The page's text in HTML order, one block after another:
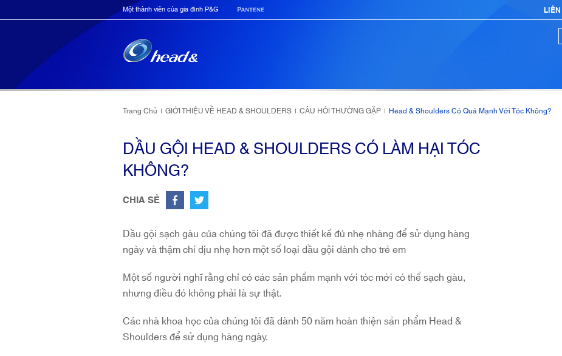
Một thành viên của gia đình P&G
Trang Chủ | GIỚI THIỆU VỀ HEAD & SHOULDERS | CÂU HỎI THƯỜNG GẶP | Head & Shoulders Có Quá Mạnh Với Tóc Không?
DẦU GỘI HEAD & SHOULDERS CÓ LÀM HẠI TÓC
KHÔNG?
CHIA SẺ
Dầu gội sạch gàu của chúng tôi đã được thiết kế đủ nhẹ nhàng để sử dụng hàng
ngày và thậm chí dịu nhẹ hơn một số loại dầu gội dành cho trẻ em
Một số người nghĩ rằng chỉ có các sản phẩm mạnh với tóc mới có thể sạch gàu,
nhưng điều đó không phải là sự thật.
Các nhà khoa học của chúng tôi đã dành 50 năm hoàn thiện sản phẩm Head &
Shoulders để sử dụng hàng ngày.